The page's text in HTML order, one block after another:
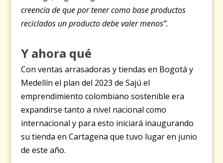
creencia de que por tener como base productos
reciclados un producto debe valer menos”.
Y ahora qué
Con ventas arrasadoras y tiendas en Bogotá y
Medellín el plan del 2023 de Sajú el
emprendimiento colombiano sostenible era
expandirse tanto a nivel nacional como
internacional y para esto iniciará inaugurando
su tienda en Cartagena que tuvo lugar en junio
de este año.